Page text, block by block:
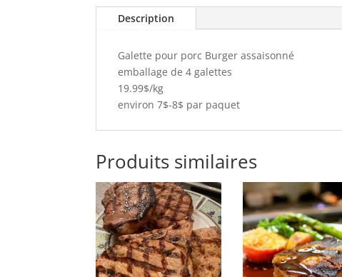
Description
Galette pour porc Burger assaisonné
emballage de 4 galettes
19.99$/kg
environ 7$-8$ par paquet
Produits similaires